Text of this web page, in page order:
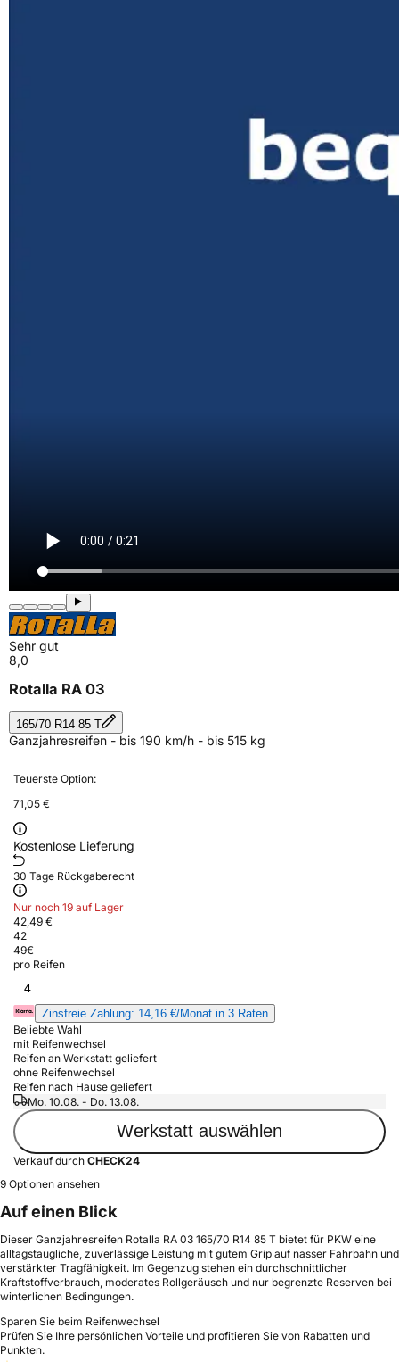
Sehr gut
8,0
Rotalla RA 03
165/70 R14 85 T
Ganzjahresreifen - bis 190 km/h - bis 515 kg
Teuerste Option:
71,05 €
Kostenlose Lieferung
30 Tage Rückgaberecht
Nur noch 19 auf Lager
42,49 €
42
49€
pro Reifen
4
Zinsfreie Zahlung: 14,16 €/Monat in 3 Raten
Beliebte Wahl
mit Reifenwechsel
Reifen an Werkstatt geliefert
ohne Reifenwechsel
Reifen nach Hause geliefert
Mo. 10.08. - Do. 13.08.
Werkstatt auswählen
Verkauf durch CHECK24
9 Optionen ansehen
Auf einen Blick
Dieser Ganzjahresreifen Rotalla RA 03 165/70 R14 85 T bietet für PKW eine
alltagstaugliche, zuverlässige Leistung mit gutem Grip auf nasser Fahrbahn und
verstärkter Tragfähigkeit. Im Gegenzug stehen ein durchschnittlicher
Kraftstoffverbrauch, moderates Rollgeräusch und nur begrenzte Reserven bei
winterlichen Bedingungen.
Sparen Sie beim Reifenwechsel
Prüfen Sie Ihre persönlichen Vorteile und profitieren Sie von Rabatten und
Punkten.